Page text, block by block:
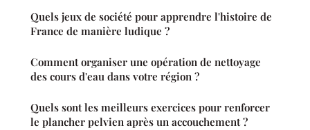
Quels jeux de société pour apprendre l'histoire de
France de manière ludique ?
Comment organiser une opération de nettoyage
des cours d'eau dans votre région ?
Quels sont les meilleurs exercices pour renforcer
le plancher pelvien après un accouchement ?